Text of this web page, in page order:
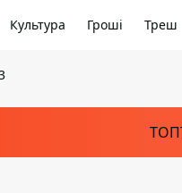
Культура Гроші Треш